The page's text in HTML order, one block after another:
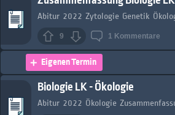
Abitur 2022 Zytologie Genetik
9 1 Kommentare
Eigenen Termin
Biologie LK - Ökologie
Abitur 2022 Ökologie